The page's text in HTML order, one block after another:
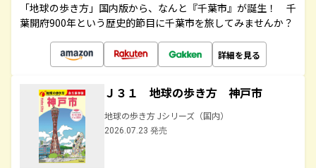
「地球の歩き方」国内版から、なんと『千葉市』が誕生！ 千
葉開府900年という歴史的節目に千葉市を旅してみませんか？
詳細を見る
Ｊ３１ 地球の歩き方 神戸市
地球の歩き方 Jシリーズ（国内）
2026.07.23 発売